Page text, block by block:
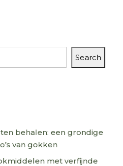
Search
behalen: een grondige
van gokken
met verfijnde